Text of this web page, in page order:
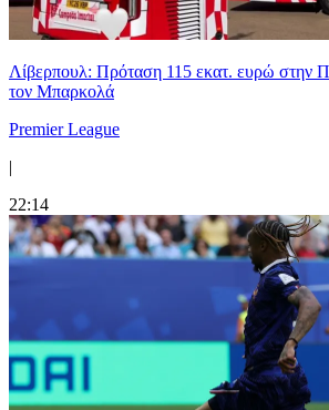
Λίβερπουλ: Πρόταση 115 εκατ. ευρώ στην
τον Μπαρκολά
Premier League
|
22:14